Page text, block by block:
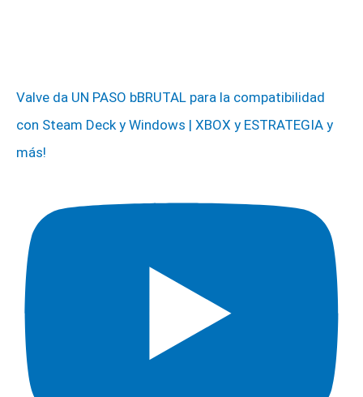
Valve da UN PASO bBRUTAL para la compatibilidad
con Steam Deck y Windows | XBOX y ESTRATEGIA y
más!